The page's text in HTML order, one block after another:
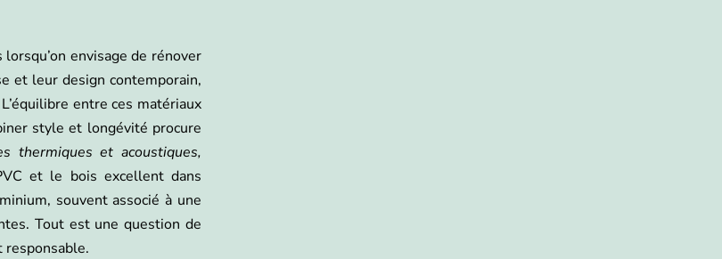
envisage de rénover
et leur design contemporain,
entre ces matériaux
style et longévité procure
thermiques et acoustiques,
et le bois excellent dans
souvent associé à une
Tout est une question de
responsable.